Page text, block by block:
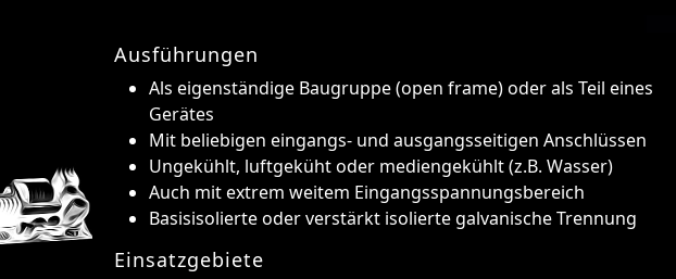
Ausführungen
Als eigenständige Baugruppe (open frame) oder als Teil eines
Gerätes
Mit beliebigen eingangs- und ausgangsseitigen Anschlüssen
Ungekühlt, luftgeküht oder mediengekühlt (z.B. Wasser)
Auch mit extrem weitem Eingangsspannungsbereich
Basisisolierte oder verstärkt isolierte galvanische Trennung
Einsatzgebiete